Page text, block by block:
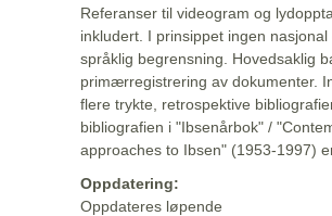
Referanser til videogram og
inkludert. I prinsippet ingen nasjonal
språklig begrensning. Hovedsaklig
primærregistrering av dokumenter.
flere trykte, retrospektive
bibliografien i "Ibsenårbok" /
approaches to Ibsen" (1953-1997)
Oppdatering:
Oppdateres løpende